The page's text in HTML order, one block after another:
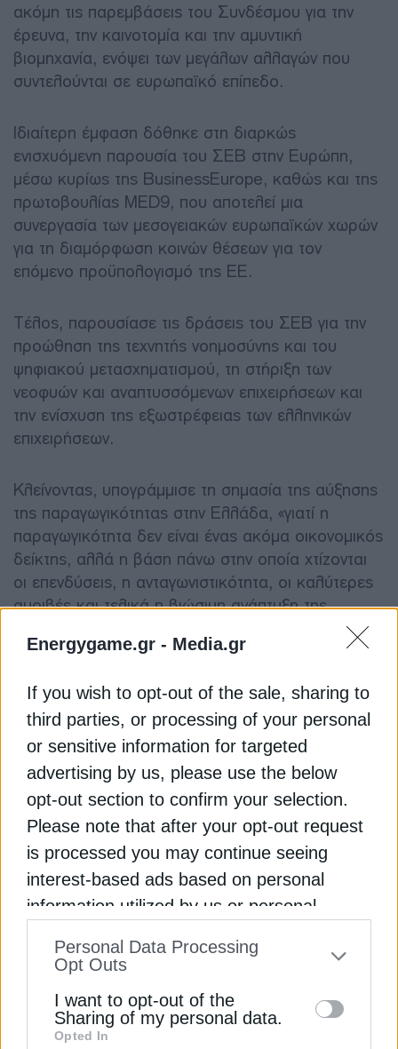
Energygame.gr - Media.gr
If you wish to opt-out of the sale, sharing to
third parties, or processing of your personal
or sensitive information for targeted
advertising by us, please use the below
opt-out section to confirm your selection.
Please note that after your opt-out request
is processed you may continue seeing
interest-based ads based on personal
information utilized by us or personal
to your opt-out. You may separately opt-out
information by third parties on the IAB’s list
of downstream participants. This
Personal Data Processing
Opt Outs
I want to opt-out of the
Sharing of my personal data.
Opted In
ακόμη τις παρεμβάσεις του Συνδέσμου για την
έρευνα, την καινοτομία και την αμυντική
βιομηχανία, ενόψει των μεγάλων αλλαγών που
συντελούνται σε ευρωπαϊκό επίπεδο.
Ιδιαίτερη έμφαση δόθηκε στη διαρκώς
ενισχυόμενη παρουσία του ΣΕΒ στην Ευρώπη,
μέσω κυρίως της BusinessEurope, καθώς και της
πρωτοβουλίας MED9, που αποτελεί μια
συνεργασία των μεσογειακών ευρωπαϊκών χωρών
για τη διαμόρφωση κοινών θέσεων για τον
επόμενο προϋπολογισμό της ΕΕ.
Τέλος, παρουσίασε τις δράσεις του ΣΕΒ για την
προώθηση της τεχνητής νοημοσύνης και του
ψηφιακού μετασχηματισμού, τη στήριξη των
νεοφυών και αναπτυσσόμενων επιχειρήσεων και
την ενίσχυση της εξωστρέφειας των ελληνικών
επιχειρήσεων.
Κλείνοντας, υπογράμμισε τη σημασία της αύξησης
της παραγωγικότητας στην Ελλάδα, «γιατί η
παραγωγικότητα δεν είναι ένας ακόμα οικονομικός
δείκτης, αλλά η βάση πάνω στην οποία χτίζονται
οι επενδύσεις, η ανταγωνιστικότητα, οι καλύτερες
αμοιβές και τελικά η βιώσιμη ανάπτυξη της
ΣΕΒ εξελέγη ο κ. Βασίλειος Φουρλής, Πρόεδρος
Δ.Σ. της FOYRLIS A.E. ΣΥΜΜΕΤΟΧΩΝ. Στην
εισαγωγική του τοποθέτηση, ανέφερε μεταξύ
άλλων: «Συναντιόμαστε σε μια περίοδο κατά την
οποία η παγκόσμια οικονομία και το
επιχειρηματικό περιβάλλον βρίσκονται σε διαρκή
μετάβαση. Οι γεωπολιτικές εντάσεις, οι
ανακατατάξεις στις αλυσίδες αξίας, η επιτάχυνση
της τεχνολογικής εξέλιξης και η ανάγκη για
βιώσιμη ανάπτυξη δημιουργούν ένα τοπίο με
ευκαιρίες. Σε αυτό το περιβάλλον, ο ρόλος της
οργανωμένης επιχειρηματικότητας γίνεται πιο
κρίσιμος από ποτέ. Ο ΣΕΒ καλείται να
λειτουργήσει όχι μόνο ως εκπρόσωπος των
Εγγραφή στο Newsletter